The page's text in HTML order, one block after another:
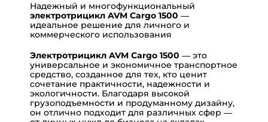
Надежный и многофункциональный
электротрицикл AVM Cargo 1500 —
идеальное решение для личного и
коммерческого использования
Электротрицикл AVM Cargo 1500 — это
универсальное и экономичное транспортное
средство, созданное для тех, кто ценит
сочетание практичности, надежности и
экологичности. Благодаря высокой
грузоподъемности и продуманному дизайну,
он отлично подходит для различных сфер —